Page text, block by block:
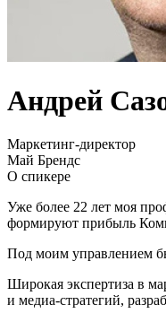
Андрей
Маркетинг-директор
Май Брендс
О спикере
Уже более 22 лет моя
формируют прибыль
Под моим управлением
Широкая экспертиза в
и медиа-стратегий,